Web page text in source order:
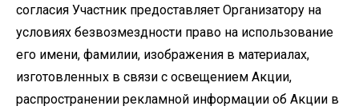
согласия Участник предоставляет Организатору на
условиях безвозмездности право на использование
его имени, фамилии, изображения в материалах,
изготовленных в связи с освещением Акции,
распространении рекламной информации об Акции в